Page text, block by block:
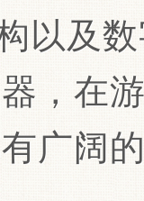
以及
，在
广阔